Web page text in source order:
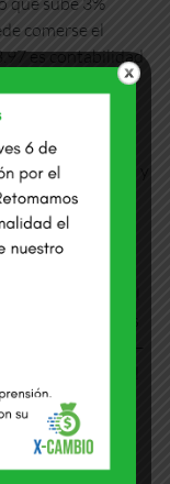
comerse el
es contabilidad
para euros?
torno al dólar — y
demanda
llegar al 4%–
liquidez para los
intervención —
se traslada al